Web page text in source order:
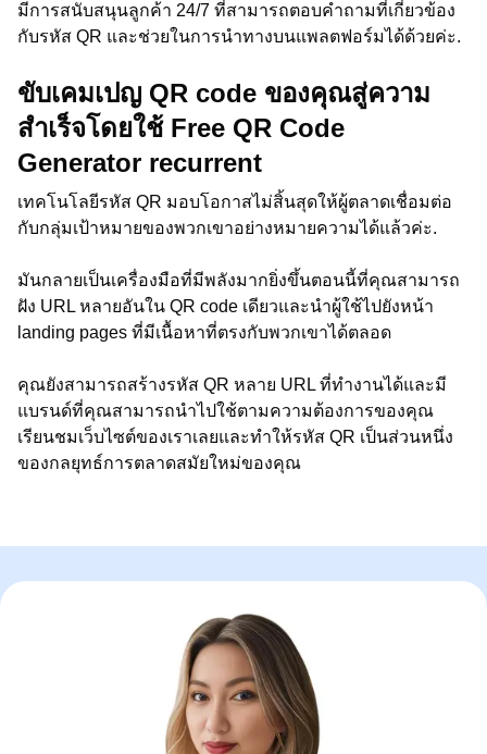
มีการสนับสนุนลูกค้า 24/7 ที่สามารถตอบคำถามที่เกี่ยวข้อง
กับรหัส QR และช่วยในการนำทางบนแพลตฟอร์มได้ด้วยค่ะ.
ขับเคมเปญ QR code ของคุณสู่ความ
สำเร็จโดยใช้ Free QR Code
Generator recurrent
เทคโนโลยีรหัส QR มอบโอกาสไม่สิ้นสุดให้ผู้ตลาดเชื่อมต่อ
กับกลุ่มเป้าหมายของพวกเขาอย่างหมายความได้แล้วค่ะ.
มันกลายเป็นเครื่องมือที่มีพลังมากยิ่งขึ้นตอนนี้ที่คุณสามารถ
ฝัง URL หลายอันใน QR code เดียวและนำผู้ใช้ไปยังหน้า
landing pages ที่มีเนื้อหาที่ตรงกับพวกเขาได้ตลอด
คุณยังสามารถสร้างรหัส QR หลาย URL ที่ทำงานได้และมี
แบรนด์ที่คุณสามารถนำไปใช้ตามความต้องการของคุณ
เรียนชมเว็บไซต์ของเราเลยและทำให้รหัส QR เป็นส่วนหนึ่ง
ของกลยุทธ์การตลาดสมัยใหม่ของคุณ